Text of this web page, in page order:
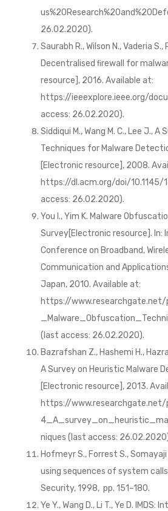
26.02.2020).
Saurabh R., Wilson N., Vaderia S.,
Decentralised ﬁrewall for
resource], 2016. Available at:
https://ieeexplore.ieee.org/
access: 26.02.2020).
Siddiqui M., Wang M. C., Lee J.,
Techniques for Malware
[Electronic resource], 2008.
https://dl.acm.org/doi/10.1145/
access: 26.02.2020).
You I., Yim K. Malware
Survey[Electronic resource]. In:
Conference on Broadband,
Communication and
Japan, 2010. Available at:
https://
(last access: 26.02.2020).
Bazrafshan Z., Hashemi H.,
A Survey on Heuristic Malware
[Electronic resource], 2013.
https://
niques (last access:
Hofmeyr S., Forrest S.,
using sequences of system
Security, 1998, pp. 151–180.
Ye Y., Wang D., Li T., Ye D. IMDS: